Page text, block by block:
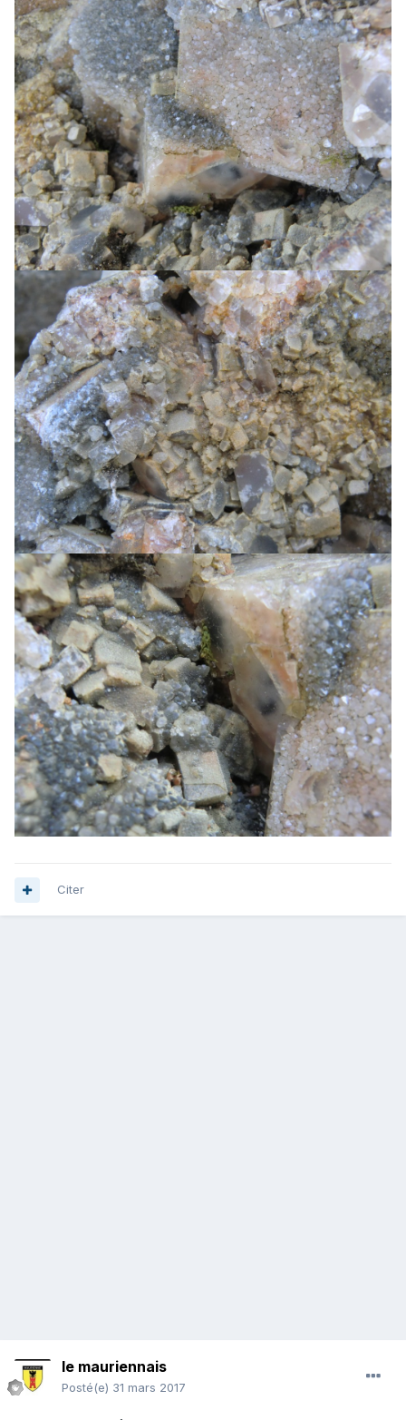
Citer
le mauriennais
Posté(e) 31 mars 2017